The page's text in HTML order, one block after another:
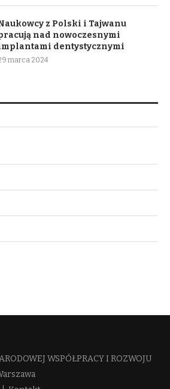
z Polski i Tajwanu
nad nowoczesnymi
dentystycznymi
marca 2024
WSPÓŁPRACY I ROZWOJU​